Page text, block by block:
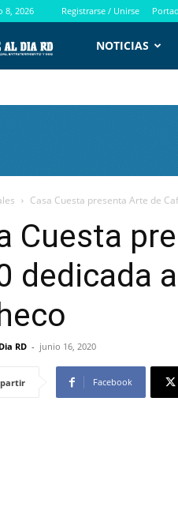
8, 2026 Registrarse / Unirse
PontealdiaRD.com
NOTICIAS
Casa Cuesta presenta Arte de
Cuesta
dedicada
RD - junio 16, 2020
Facebook